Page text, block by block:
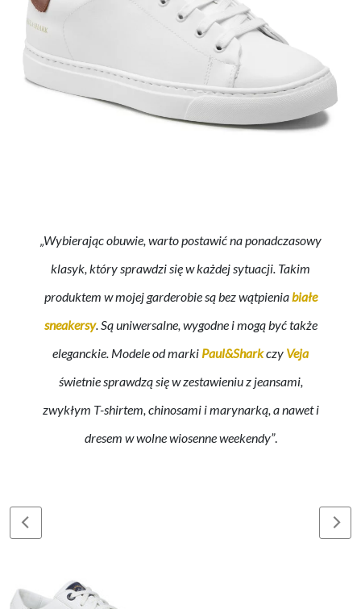
„Wybierając obuwie, warto postawić na ponadczasowy
klasyk, który sprawdzi się w każdej sytuacji. Takim
produktem w mojej garderobie są bez wątpieniabiałe
sneakersy. Są uniwersalne, wygodne i mogą być także
eleganckie. Modele od marki Paul&Sharkczy Veja
świetnie sprawdzą się w zestawieniu z jeansami,
zwykłym T-shirtem, chinosami i marynarką, a nawet i
dresem w wolne wiosenne weekendy”.